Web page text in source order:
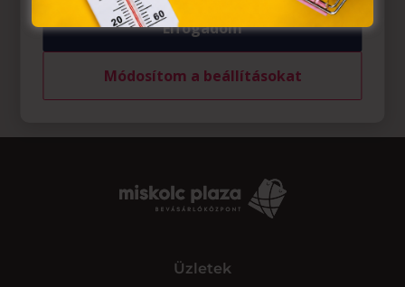
Üzletek
Elfogadom
Módosítom a beállításokat